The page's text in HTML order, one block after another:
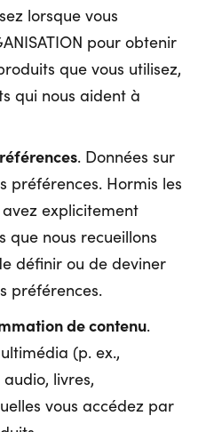
lorsque vous
pour obtenir
que vous utilisez,
qui nous aident à
. Données sur
préférences. Hormis les
explicitement
que nous recueillons
définir ou de deviner
préférences.
de contenu.
(p. ex.,
livres,
vous accédez par